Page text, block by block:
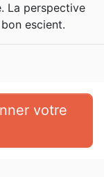
La perspective
escient.